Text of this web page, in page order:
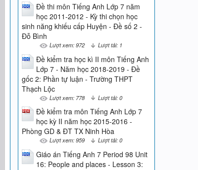
Đề thi môn Tiếng Anh Lớp 7 năm
học 2011-2012 - Kỳ thi chọn học
sinh năng khiếu cấp Huyện - Đề số 2 -
Đỗ Bình
Lượt xem: 972 Lượt tải: 1
Đề kiểm tra học kì II môn Tiếng Anh
Lớp 7 - Năm học 2018-2019 - Đề
gốc 2: Phần tự luận - Trường THPT
Thạch Lộc
Lượt xem: 778 Lượt tải: 0
Đề kiểm tra môn Tiếng Anh Lớp 7
học kỳ II năm học 2015-2016 -
Phòng GD & ĐT TX Ninh Hòa
Lượt xem: 959 Lượt tải: 0
Giáo án Tiếng Anh 7 Period 98 Unit
16: People and places - Lesson 3: